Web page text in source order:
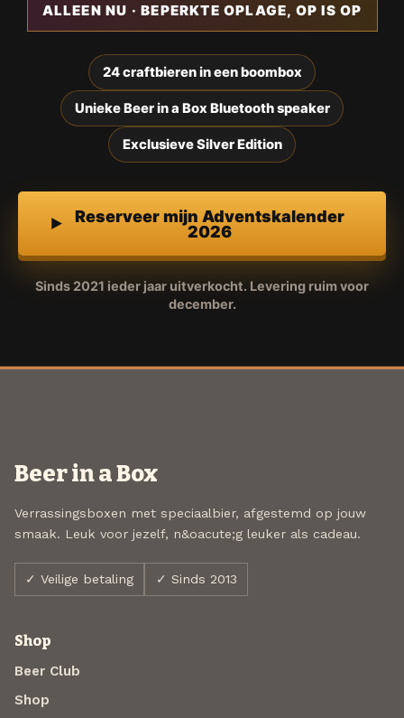
ALLEEN NU · BEPERKTE OPLAGE, OP IS OP
24 craftbieren in een boombox
Unieke Beer in a Box Bluetooth speaker
Exclusieve Silver Edition
Reserveer mijn Adventskalender
2026
Sinds 2021 ieder jaar uitverkocht. Levering ruim voor
december.
Beer in a Box
Verrassingsboxen met speciaalbier, afgestemd op jouw
smaak. Leuk voor jezelf, n&oacute;g leuker als cadeau.
✓ Veilige betaling ✓ Sinds 2013
Shop
Beer Club
Shop